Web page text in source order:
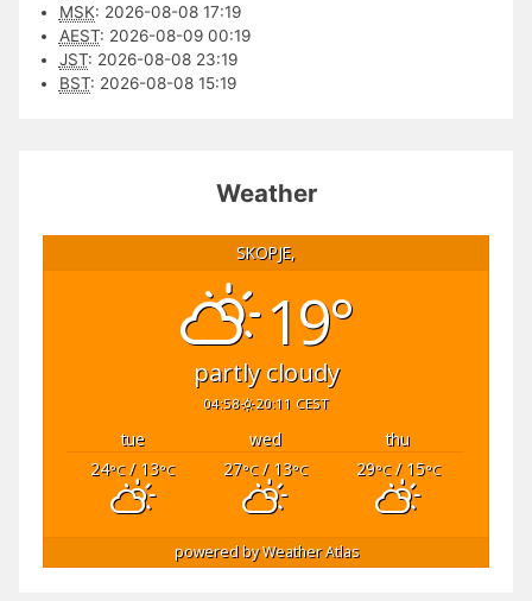
MSK: 2026-08-08 17:19
AEST: 2026-08-09 00:19
JST: 2026-08-08 23:19
BST: 2026-08-08 15:19
Weather
SKOPJE,
19°
partly cloudy
04:58 20:11 CEST
tue wed
thu
24°C/ 13°C 27°C/ 13°C 29°C/ 15°C
powered byWeather Atlas